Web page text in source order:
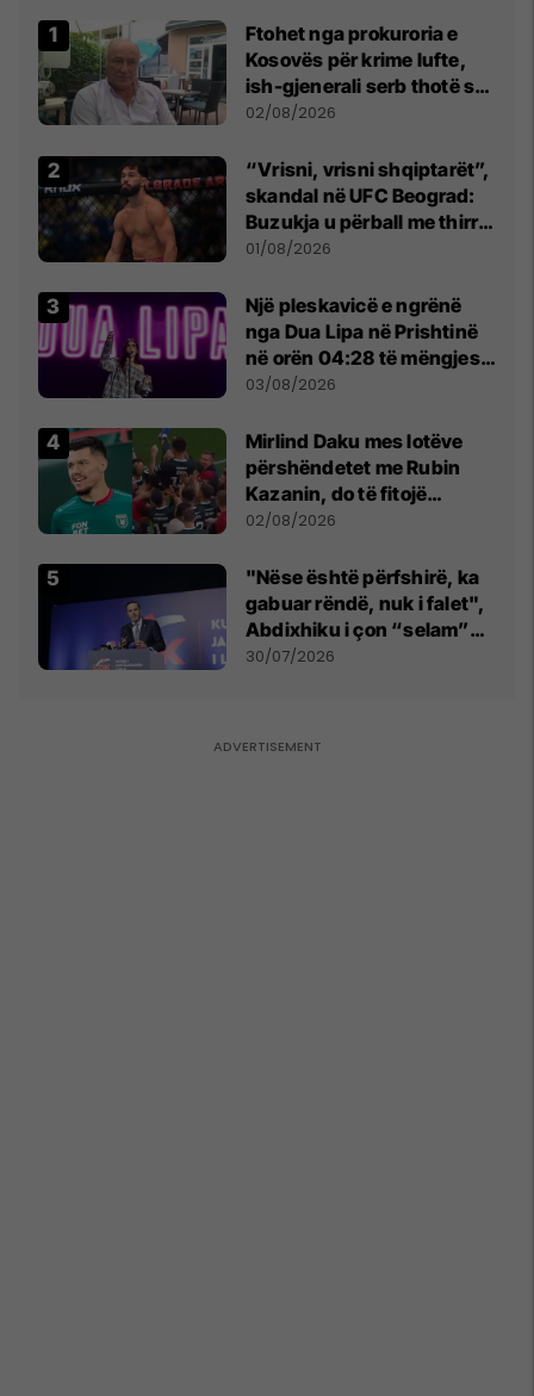
Ftohet nga prokuroria e
Kosovës për krime lufte,
ish-gjenerali serb thotë se
dikush e tradhtoi në
02/08/2026
“Vrisni, vrisni shqiptarët”,
skandal në UFC Beograd:
Buzukja u përball me thirrje
anti-shqiptare nga
01/08/2026
Një pleskavicë e ngrënë
nga Dua Lipa në Prishtinë
në orën 04:28 të mëngjesit
- dhe bota digjitale serbe
03/08/2026
Mirlind Daku mes lotëve
përshëndetet me Rubin
Kazanin, do të fitojë
miliona te Spartak Moska
02/08/2026
"Nëse është përfshirë, ka
gabuar rëndë, nuk i falet",
Abdixhiku i çon “selam”
Përparim Ramës
30/07/2026